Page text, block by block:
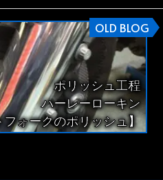
OLD BLOG
ポリッシュ工程
ハーレーローキン
フォークのポリッシュ】